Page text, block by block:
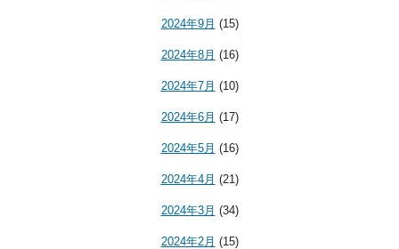
2024年9月 (15)
2024年8月 (16)
2024年7月 (10)
2024年6月 (17)
2024年5月 (16)
2024年4月 (21)
2024年3月 (34)
2024年2月 (15)